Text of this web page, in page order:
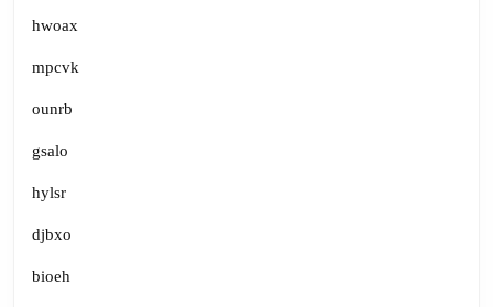
hwoax
mpcvk
ounrb
gsalo
hylsr
djbxo
bioeh